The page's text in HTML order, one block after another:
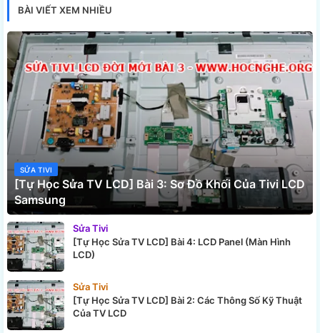
BÀI VIẾT XEM NHIỀU
SỬA TIVI
[Tự Học Sửa TV LCD] Bài 3: Sơ Đồ Khối Của Tivi LCD
Samsung
Sửa Tivi
[Tự Học Sửa TV LCD] Bài 4: LCD Panel (Màn Hình
LCD)
Sửa Tivi
[Tự Học Sửa TV LCD] Bài 2: Các Thông Số Kỹ Thuật
Của TV LCD